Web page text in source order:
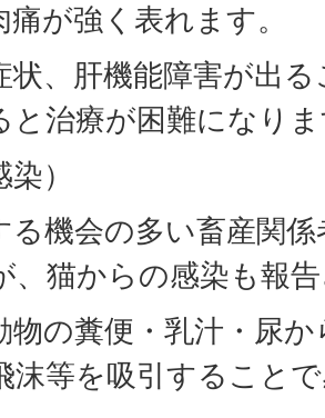
が強く表れます。
状、肝機能障害が出
と治療が困難になり
）
る機会の多い畜産関
、猫からの感染も報
物の糞便・乳汁・尿
沫等を吸引すること